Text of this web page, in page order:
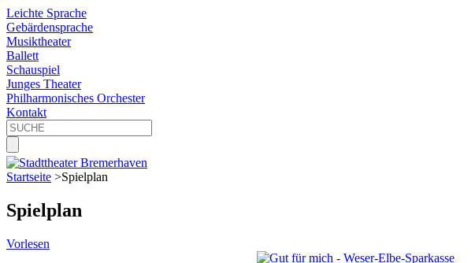
Leichte Sprache
Gebärdensprache
Musiktheater
Ballett
Schauspiel
Junges Theater
Philharmonisches Orchester
Kontakt
Startseite >Spielplan
Spielplan
Vorlesen